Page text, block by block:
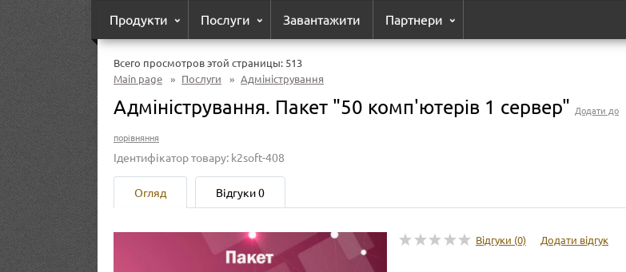
Продукти Послуги Завантажити Партнери
Всего просмотров этой страницы: 513
Main page » Послуги » Адміністрування
Адміністрування. Пакет "50 комп'ютерів 1 сервер" Додати до
порівняння
Ідентифікатор товару: k2soft-408
Огляд Відгуки0
Відгуки (0) Додати відгук